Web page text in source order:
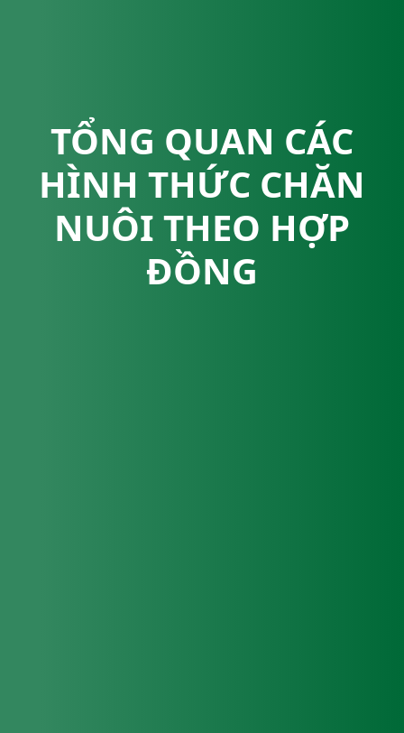
TỔNG QUAN CÁC
HÌNH THỨC CHĂN
NUÔI THEO HỢP
ĐỒNG